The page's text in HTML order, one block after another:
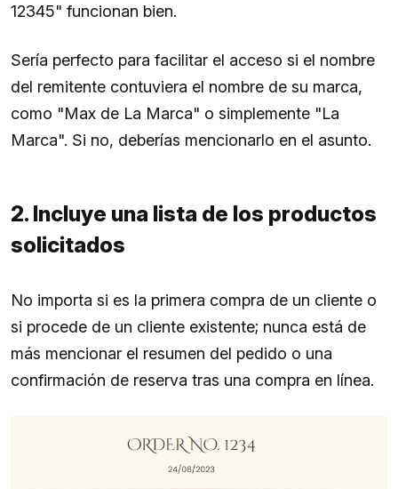
12345" funcionan bien.
Sería perfecto para facilitar el acceso si el nombre
del remitente contuviera el nombre de su marca,
como "Max de La Marca" o simplemente "La
Marca". Si no, deberías mencionarlo en el asunto.
2. Incluye una lista de los productos
solicitados
No importa si es la primera compra de un cliente o
si procede de un cliente existente; nunca está de
más mencionar el resumen del pedido o una
confirmación de reserva tras una compra en línea.